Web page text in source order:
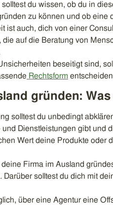
du wissen, ob du in
zu können und ob eine
ist auch, dich von einer
die auf die Beratung von
beseitigt sind,
Rechtsform
gründen:
solltest du unbedingt
Dienstleistungen gibt und
Wert deine Produkte oder
Firma im Ausland
Darüber solltest du dich mit
über eine Agentur eine